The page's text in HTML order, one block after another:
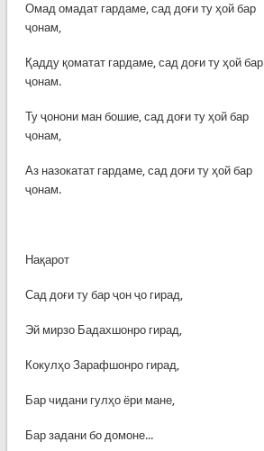
Омад омадат гардаме, сад доғи ту ҳой бар
ҷонам,
Қадду қоматат гардаме, сад доғи ту ҳой бар
ҷонам.
Ту ҷонони ман бошие, сад доғи ту ҳой бар
ҷонам,
Аз назокатат гардаме, сад доғи ту ҳой бар
ҷонам.
Нақарот
Сад доғи ту бар ҷон ҷо гирад,
Эй мирзо Бадахшонро гирад,
Кокулҳо Зарафшонро гирад,
Бар чидани гулҳо ёри мане,
Бар задани бо домоне...